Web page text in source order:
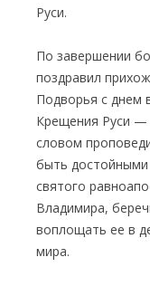
Руси.
По завершении
поздравил
Подворья с днем
Крещения Руси —
словом
быть
святого
Владимира,
воплощать ее в
мира.